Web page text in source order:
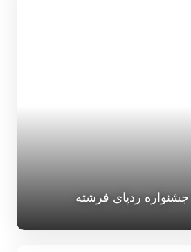
ردپای فرشته